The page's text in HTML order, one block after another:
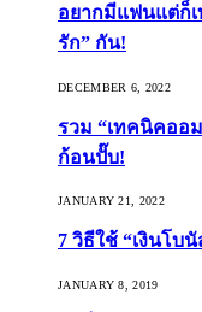
อยากมีแฟนแต่ก็
รัก” กัน!
DECEMBER 6, 2022
รวม “เทคนิคออม
ก้อนปั๊บ!
JANUARY 21, 2022
7 วิธีใช้ “เงินโบ
JANUARY 8, 2019